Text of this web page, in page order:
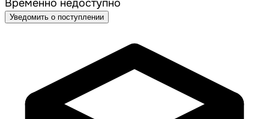
Временно недоступно
Уведомить о поступлении